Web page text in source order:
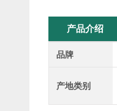
产品介绍
品牌
产地类别